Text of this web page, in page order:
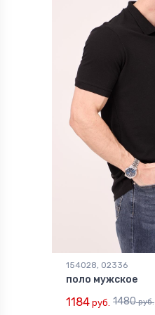
154028, 02336
поло мужское
1184 руб. 1480руб.